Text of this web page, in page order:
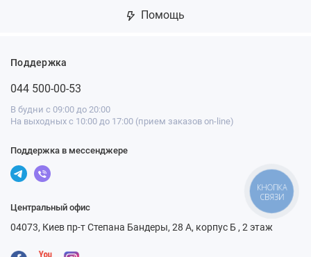
Помощь
Поддержка
044 500-00-53
В будни с 09:00 до 20:00
На выходных с 10:00 до 17:00 (прием заказов on-line)
Поддержка в мессенджере
Центральный офис
04073, Киев пр-т Степана Бандеры, 28 А, корпус Б , 2 этаж
КНОПКА
СВЯЗИ